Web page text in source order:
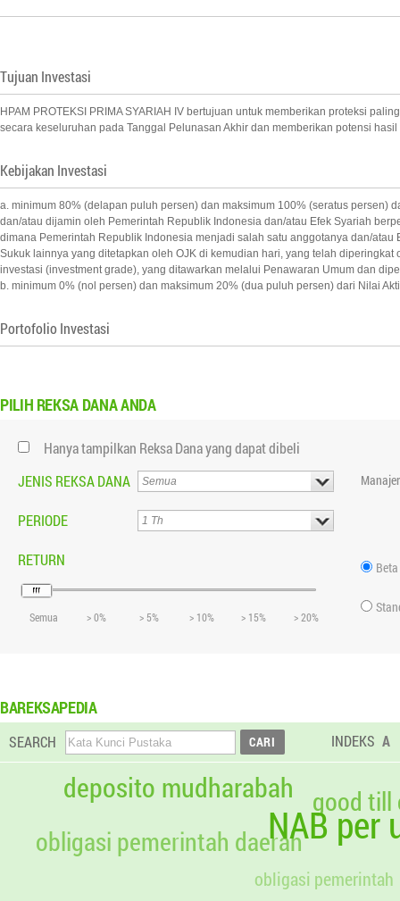
Tujuan Investasi
HPAM PROTEKSI PRIMA SYARIAH IV bertujuan untuk memberikan proteksi
secara keseluruhan pada Tanggal Pelunasan Akhir dan memberikan potensi
Kebijakan Investasi
a. minimum 80% (delapan puluh persen) dan maksimum 100% (seratus persen)
dan/atau dijamin oleh Pemerintah Republik Indonesia dan/atau Efek Syariah
dimana Pemerintah Republik Indonesia menjadi salah satu anggotanya dan/
Sukuk lainnya yang ditetapkan oleh OJK di kemudian hari, yang telah
investasi (investment grade), yang ditawarkan melalui Penawaran Umum dan
b. minimum 0% (nol persen) dan maksimum 20% (dua puluh persen) dari Nilai
Portofolio Investasi
PILIH REKSA DANA ANDA
Hanya tampilkan Reksa Dana yang dapat dibeli
JENIS REKSA DANA
PERIODE
RETURN
Semua > 0% > 5% > 10% > 15% > 20%
Beta
BAREKSAPEDIA
SEARCH INDEKS A
NAB per
deposito mudharabah
obligasi pemerintah
obligasi pemerintah daerah
good till